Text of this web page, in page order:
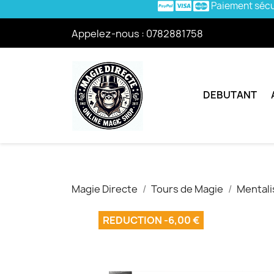
Paiement
Appelez-nous : 0782881758
DEBUTANT
Magie Directe Tours de Magie
REDUCTION -6,00 €